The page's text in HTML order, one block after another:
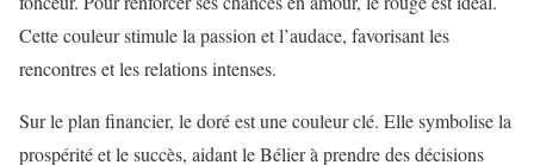
Cette couleur stimule la passion et l’audace, favorisant les
rencontres et les relations intenses.
Sur le plan financier, le doré est une couleur clé. Elle symbolise la
prospérité et le succès, aidant le Bélier à prendre des décisions